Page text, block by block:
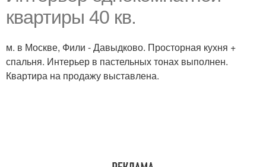
квартиры 40 кв.
м. в Москве, Фили - Давыдково. Просторная кухня +
спальня. Интерьер в пастельных тонах выполнен.
Квартира на продажу выставлена.